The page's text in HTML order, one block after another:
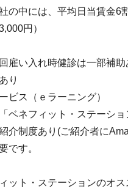
の中には、平均日当賃金6
円）
雇い入れ時健診は一部補助
り
ビス（ｅラーニング）
ベネフィット・ステーシ
介制度あり(ご紹介者に
です。
ット・ステーションのオス